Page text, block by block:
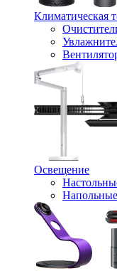
Климатическая
Освещение